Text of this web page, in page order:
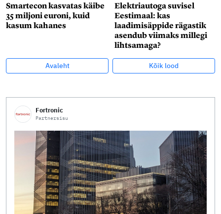
Smartecon kasvatas käibe
35 miljoni euroni, kuid
kasum kahanes
Elektriautoga suvisel
Eestimaal: kas
laadimisäppide rägastik
asendub viimaks millegi
lihtsamaga?
Avaleht Kõik lood
Fortronic
Partnersisu